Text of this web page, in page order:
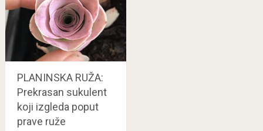
PLANINSKA RUŽA:
Prekrasan sukulent
koji izgleda poput
prave ruže